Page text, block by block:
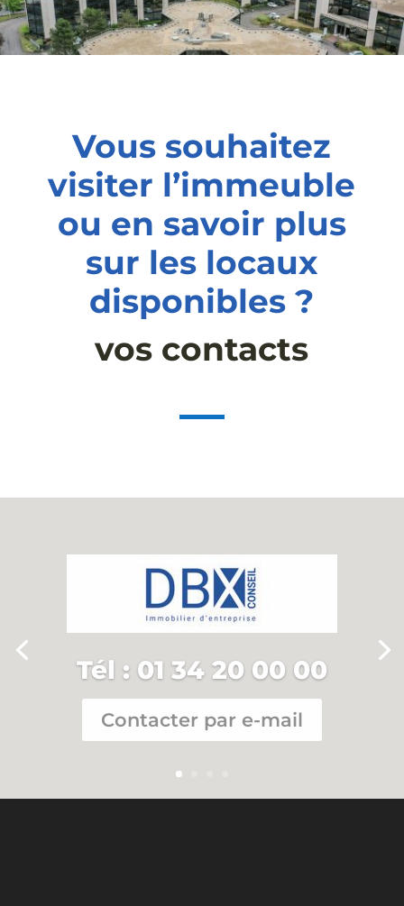
Vous souhaitez
visiter l’immeuble
ou en savoir plus
sur les locaux
disponibles ?
vos contacts
Tél : 01 34 20 00 00
Contacter par e-mail